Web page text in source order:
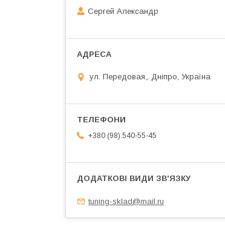
Сергей Александр
ул. Передовая,, Дніпро, Україна
+380 (98) 540-55-45
tuning-sklad@mail.ru